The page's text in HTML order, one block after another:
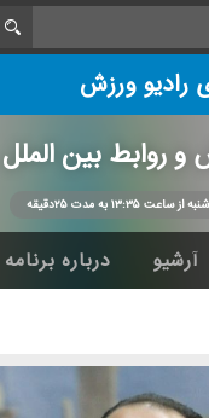
رادیو ورزش
و روابط بین الملل
ساعت ۱۳:۳۵ به مدت ۲۵دقیقه
آرشیو درباره برنامه